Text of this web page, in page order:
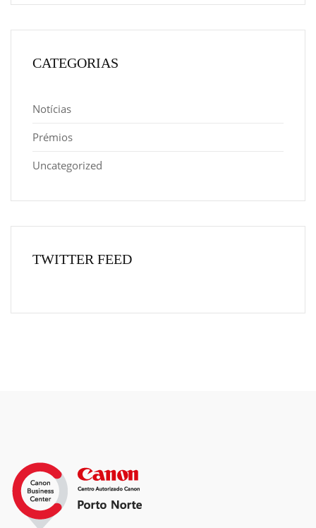
CATEGORIAS
Notícias
Prémios
Uncategorized
TWITTER FEED